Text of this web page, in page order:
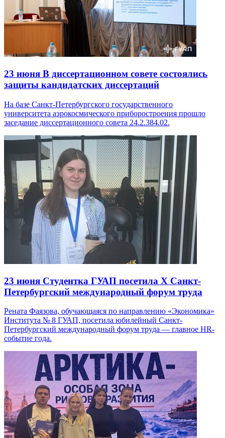
23 июня В диссертационном совете состоялись
защиты кандидатских диссертаций
На базе Санкт-Петербургского государственного
университета аэрокосмического приборостроения прошло
заседание диссертационного совета 24.2.384.02.
23 июня Студентка ГУАП посетила X Санкт-
Петербургский международный форум труда
Рената Фаязова, обучающаяся по направлению «Экономика»
Института № 8 ГУАП, посетила юбилейный Санкт-
Петербургский международный форум труда — главное HR-
событие года.